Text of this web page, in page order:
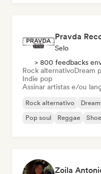
Pravda
Selo
> 800 feedbacks
Rock alternativoDream
Indie pop
Assinar artistas e/ou
Rock alternativo
Pop soul
Reggae
Zoila